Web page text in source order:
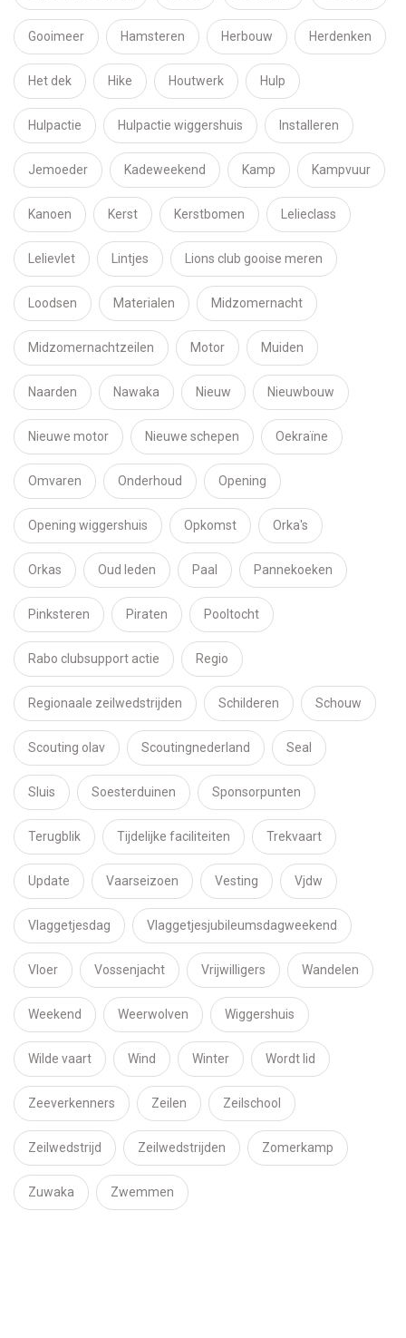
Gooimeer Hamsteren Herbouw Herdenken
Het dek Hike Houtwerk Hulp
Hulpactie Hulpactie wiggershuis Installeren
Jemoeder Kadeweekend Kamp Kampvuur
Kanoen Kerst Kerstbomen Lelieclass
Lelievlet Lintjes Lions club gooise meren
Loodsen Materialen Midzomernacht
Midzomernachtzeilen Motor Muiden
Naarden Nawaka Nieuw Nieuwbouw
Nieuwe motor Nieuwe schepen Oekraïne
Omvaren Onderhoud Opening
Opening wiggershuis Opkomst Orka's
Orkas Oud leden Paal Pannekoeken
Pinksteren Piraten Pooltocht
Rabo clubsupport actie Regio
Regionaale zeilwedstrijden Schilderen Schouw
Scouting olav Scoutingnederland Seal
Sluis Soesterduinen Sponsorpunten
Terugblik Tijdelijke faciliteiten Trekvaart
Update Vaarseizoen Vesting Vjdw
Vlaggetjesdag Vlaggetjesjubileumsdagweekend
Vloer Vossenjacht Vrijwilligers Wandelen
Weekend Weerwolven Wiggershuis
Wilde vaart Wind Winter Wordt lid
Zeeverkenners Zeilen Zeilschool
Zeilwedstrijd Zeilwedstrijden Zomerkamp
Zuwaka Zwemmen